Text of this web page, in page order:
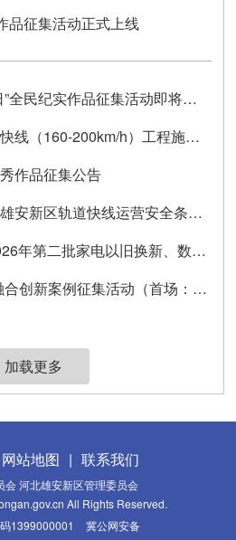
品征集活动正式上线
活动公告丨“雄安一日”全民纪实作品征集活动即将上线，邀你共绘未来之城成长印记
关于公开征求《轨道快线（160-200km/h）工程施工质量验收标准（征求意见稿）》和编制说明意见的公告
作品征集公告
关于公开征求《河北雄安新区轨道快线运营安全条例（征求意见稿）》意见的公告
关于征集雄安新区2026年第二批家电以旧换新、数码和智能产品购新活动承办单位的通知
关于举办“北斗技术融合创新案例征集活动（首场：北斗+大众消费）”的通知
加载更多
网站地图 | 联系我们
会 河北雄安新区管理委员会
All Rights Reserved.
1399000001
冀公网安备